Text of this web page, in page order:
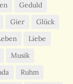
Geduld
Gier
Glück
Liebe
Musik
Ruhm